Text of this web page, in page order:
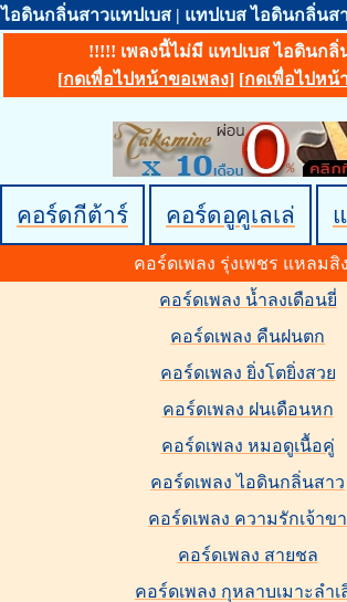
ไอดินกลิ่นสาวแทปเบส | แทปเบส ไอดินกลิ่นส
!!!!! เพลงนี้ไม่มี แทปเบส ไอดินกลิ่
[กดเพื่อไปหน้าขอเพลง] [กดเพื่อไปหน้
คอร์ดกีต้าร์ คอร์ดอูคูเลเล่
คอร์ดเพลง รุ่งเพชร แหลมสิ
คอร์ดเพลง น้ำลงเดือนยี่
คอร์ดเพลง คืนฝนตก
คอร์ดเพลง ยิ่งโตยิ่งสวย
คอร์ดเพลง ฝนเดือนหก
คอร์ดเพลง หมอดูเนื้อคู่
คอร์ดเพลง ไอดินกลิ่นสาว
คอร์ดเพลง ความรักเจ้าขา
คอร์ดเพลง สายชล
คอร์ดเพลง กุหลาบเมาะลำเ